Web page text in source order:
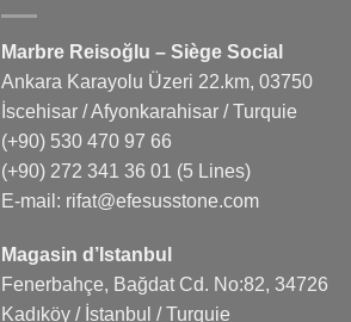
Marbre Reisoğlu – Siège Social
Ankara Karayolu Üzeri 22.km, 03750
İscehisar / Afyonkarahisar / Turquie
(+90) 530 470 97 66
(+90) 272 341 36 01 (5 Lines)
E-mail: rifat@efesusstone.com
Magasin d’Istanbul
Fenerbahçe, Bağdat Cd. No:82, 34726
Kadıköy / İstanbul / Turquie